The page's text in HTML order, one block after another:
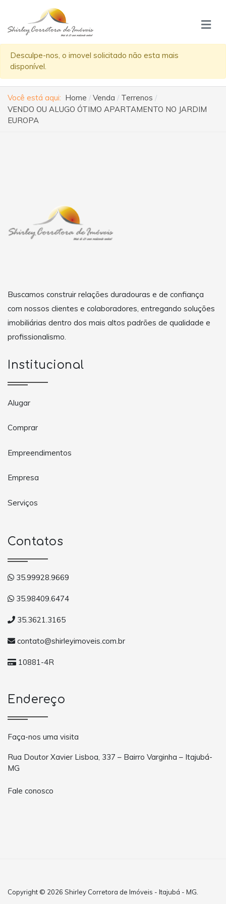
Desculpe-nos, o imovel solicitado não esta mais
disponível.
Você está aqui: Home Venda
Terrenos
VENDO OU ALUGO ÓTIMO APARTAMENTO NO JARDIM
EUROPA
Buscamos construir relações duradouras e de confiança
com nossos clientes e colaboradores, entregando soluções
imobiliárias dentro dos mais altos padrões de qualidade e
profissionalismo.
Institucional
Alugar
Comprar
Empreendimentos
Empresa
Serviços
Contatos
35.99928.9669
35.98409.6474
35.3621.3165
contato@shirleyimoveis.com.br
10881-4R
Endereço
Faça-nos uma visita
Rua Doutor Xavier Lisboa, 337 – Bairro Varginha – Itajubá-
MG
Fale conosco
Copyright © 2026 Shirley Corretora de Imóveis - Itajubá - MG.